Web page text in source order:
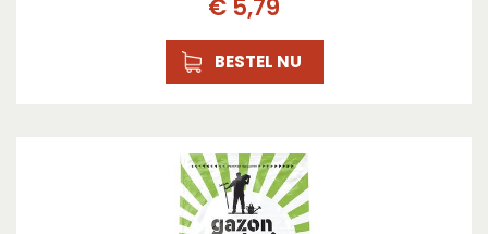
€ 5,79
BESTEL NU